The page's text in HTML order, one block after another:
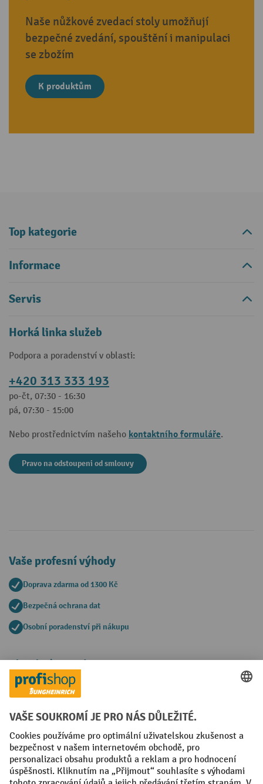
Naše nůžkové zvedací stoly umožňují
bezpečné zvedání, spouštění i manipulaci
se zbožím
K produktům
Top kategorie
Informace
Servis
Horká linka služeb
Podpora a poradenství v oblasti:
+420 313 333 193
po-čt, 07:30 - 16:30
pá, 07:30 - 15:00
Nebo prostřednictvím našeho kontaktního formuláře.
Pravo na odstoupeni od smlouvy
Vaše profesní výhody
Doprava zdarma od 1300 Kč
Bezpečná ochrana dat
Osobní poradenství při nákupu
Platební metody
Faktura
Sociální sítě
Facebook
YouTube
LinkedIn